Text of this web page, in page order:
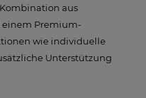
aus
einem Premium-
wie individuelle
Unterstützung